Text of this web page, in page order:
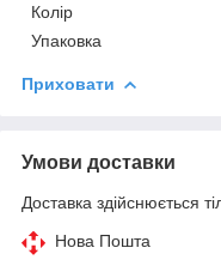
Колір
Упаковка
Приховати
Умови доставки
Доставка здійснюється
Нова Пошта